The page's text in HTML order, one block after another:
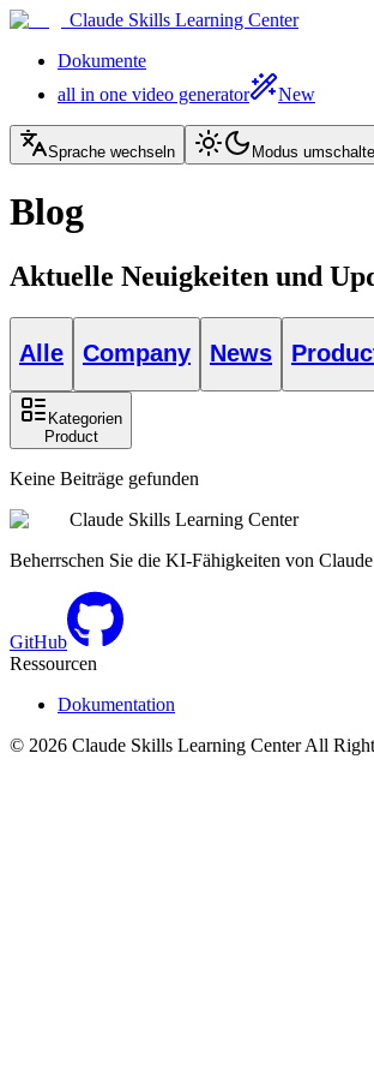
Claude Skills Learning Center
Dokumente
all in one video generator
New
Sprache wechseln Modus
Blog
Aktuelle Neuigkeiten und
Alle Company News
Kategorien
Product
Keine Beiträge gefunden
Claude Skills Learning Center
Beherrschen Sie die KI-Fähigkeiten von
GitHub
Ressourcen
Dokumentation
© 2026 Claude Skills Learning CenterAll